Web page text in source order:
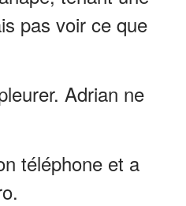
pas voir ce que
Adrian ne
téléphone et a